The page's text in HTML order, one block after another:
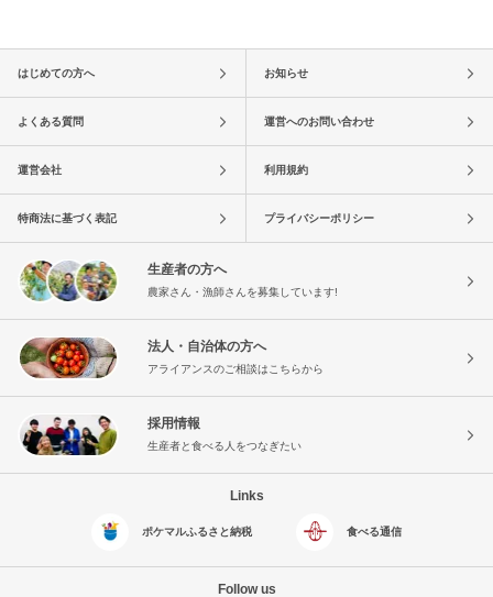
はじめての方へ お知らせ
よくある質問 運営へのお問い合わせ
運営会社 利用規約
特商法に基づく表記 プライバシーポリシー
生産者の方へ
農家さん・漁師さんを募集しています!
法人・自治体の方へ
アライアンスのご相談はこちらから
採用情報
生産者と食べる人をつなぎたい
Links
ポケマルふるさと納税 食べる通信
Follow us